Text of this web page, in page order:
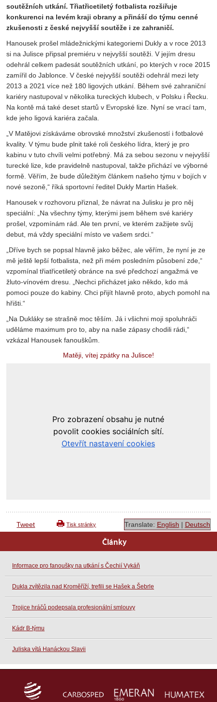
soutěžních utkání. Třiatřicetiletý fotbalista rozšiřuje
konkurenci na levém kraji obrany a přináší do týmu cenné
zkušenosti z české nejvyšší soutěže i ze zahraničí.
Hanousek prošel mládežnickými kategoriemi Dukly a v roce 2013
si na Julisce připsal premiéru v nejvyšší soutěži. V jejím dresu
odehrál celkem padesát soutěžních utkání, po kterých v roce 2015
zamířil do Jablonce. V české nejvyšší soutěži odehrál mezi lety
2013 a 2021 více než 180 ligových utkání. Během své zahraniční
kariéry nastupoval v několika tureckých klubech, v Polsku i Řecku.
Na kontě má také deset startů v Evropské lize. Nyní se vrací tam,
kde jeho ligová kariéra začala.
„V Matějovi získáváme obrovské množství zkušeností i fotbalové
kvality. V týmu bude plnit také roli českého lídra, který je pro
kabinu v tuto chvíli velmi potřebný. Má za sebou sezonu v nejvyšší
turecké lize, kde pravidelně nastupoval, takže přichází ve výborné
formě. Věřím, že bude důležitým článkem našeho týmu v bojích v
nové sezoně,“ říká sportovní ředitel Dukly Martin Hašek.
Hanousek v rozhovoru přiznal, že návrat na Julisku je pro něj
speciální: „Na všechny týmy, kterými jsem během své kariéry
prošel, vzpomínám rád. Ale ten první, ve kterém zažijete svůj
debut, má vždy speciální místo ve vašem srdci.“
„Dříve bych se popsal hlavně jako běžec, ale věřím, že nyní je ze
mě ještě lepší fotbalista, než při mém posledním působení zde,“
vzpomínal třiatřicetiletý obránce na své předchozí angažmá ve
žluto-vínovém dresu. „Nechci přicházet jako někdo, kdo má
pomoci pouze do kabiny. Chci přijít hlavně proto, abych pomohl na
hřišti.“
„Na Dukláky se strašně moc těším. Já i všichni moji spoluhráči
uděláme maximum pro to, aby na naše zápasy chodili rádi,“
vzkázal Hanousek fanouškům.
Matěji, vítej zpátky na Julisce!
Tweet Tisk stránky Translate: English | Deutsch
Články
Informace pro fanoušky na utkání s Čechií Vykáň
Dukla zvítězila nad Kroměříží, trefili se Hašek a Šebrle
Trojice hráčů podepsala profesionální smlouvy
Kádr B-týmu
Juliska vítá Hanáckou Slavii